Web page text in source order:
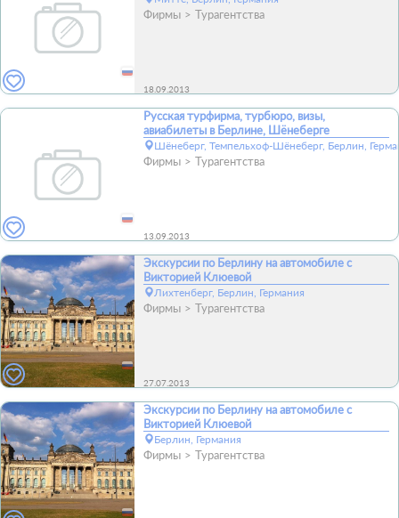
Фирмы Турагентства
18.09.2013
Русская турфирма, турбюро, визы,
авиабилеты в Берлине, Шёнеберге
Шёнеберг, Темпельхоф-Шёнеберг, Берлин,
Фирмы Турагентства
13.09.2013
Экскурсии по Берлину на автомобиле с
Викторией Клюевой
Лихтенберг, Берлин, Германия
Фирмы Турагентства
27.07.2013
Экскурсии по Берлину на автомобиле с
Викторией Клюевой
Берлин, Германия
Фирмы Турагентства